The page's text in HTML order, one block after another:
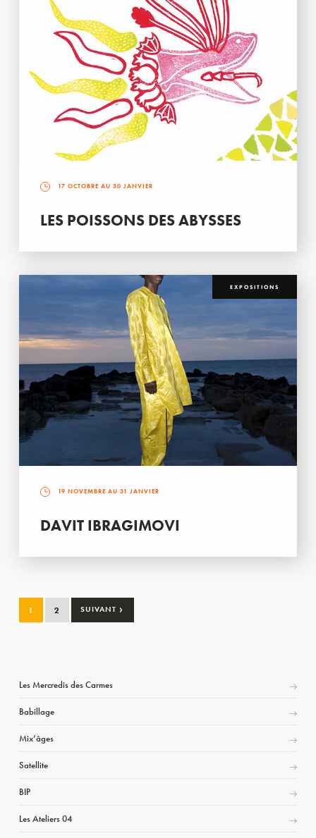
17 OCTOBRE AU 30 JANVIER
LES POISSONS DES ABYSSES
EXPOSITIONS
19 NOVEMBRE AU 31 JANVIER
DAVIT IBRAGIMOVI
1 2 SUIVANT ›
Les Mercredis des Carmes
Babillage
Mix’âges
Satellite
BIP
Les Ateliers 04